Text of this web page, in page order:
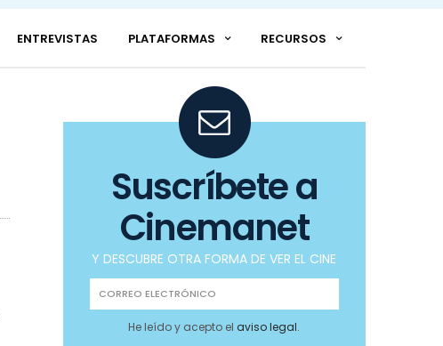
ENTREVISTAS PLATAFORMAS RECURSOS
Suscríbete a
Cinemanet
Y DESCUBRE OTRA FORMA DE VER EL CINE
He leído y acepto elaviso legal.